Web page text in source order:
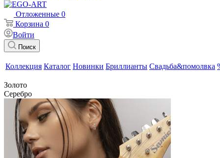
Отложенные 0
Корзина 0
Войти
Поиск
Коллекция Каталог Новинки Бриллианты Свадьба&помолвка
Золото
Серебро